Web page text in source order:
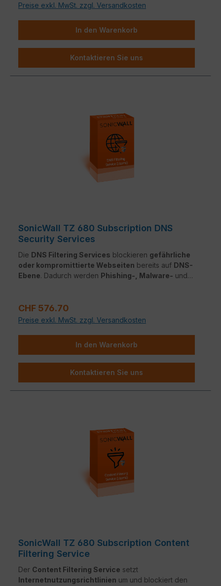
Preise exkl. MwSt. zzgl. Versandkosten
In den Warenkorb
Kontaktieren Sie uns
SonicWall TZ 680 Subscription DNS
Security Services
Die DNS Filtering Services blockieren gefährliche
oder kompromittierte Webseiten bereits auf DNS-
Ebene. Dadurch werden Phishing-, Malware- und
Regulärer Preis:
CHF 576.70
Preise exkl. MwSt. zzgl. Versandkosten
In den Warenkorb
Kontaktieren Sie uns
SonicWall TZ 680 Subscription Content
Filtering Service
Der Content Filtering Service setzt
Internetnutzungsrichtlinien um und blockiert den